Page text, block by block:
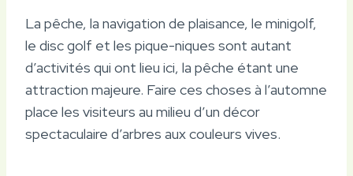
La pêche, la navigation de plaisance, le minigolf,
le disc golf et les pique-niques sont autant
d’activités qui ont lieu ici, la pêche étant une
attraction majeure. Faire ces choses à l’automne
place les visiteurs au milieu d’un décor
spectaculaire d’arbres aux couleurs vives.